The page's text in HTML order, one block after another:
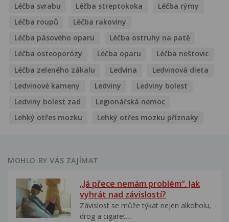
Léčba svrabu Léčba streptokoka
Léčba rýmy
Léčba roupů
Léčba rakoviny
Léčba pásového oparu
Léčba ostruhy na patě
Léčba osteoporózy
Léčba oparu
Léčba neštovic
Léčba zeleného zákalu
Ledvina
Ledvinová dieta
Ledvinové kameny
Ledviny
Ledviny bolest
Ledviny bolest zad
Legionářská nemoc
Lehký otřes mozku
Lehký otřes mozku příznaky
MOHLO BY VÁS ZAJÍMAT
„Já přece nemám problém“. Jak
vyhrát nad závislostí?
Závislost se může týkat nejen alkoholu,
drog a cigaret....